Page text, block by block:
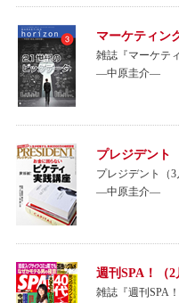
マーケティン
雑誌『マーケテ
―中原圭介―
プレジデント
プレジデント（
―中原圭介―
週刊SPA！（
雑誌『週刊SPA